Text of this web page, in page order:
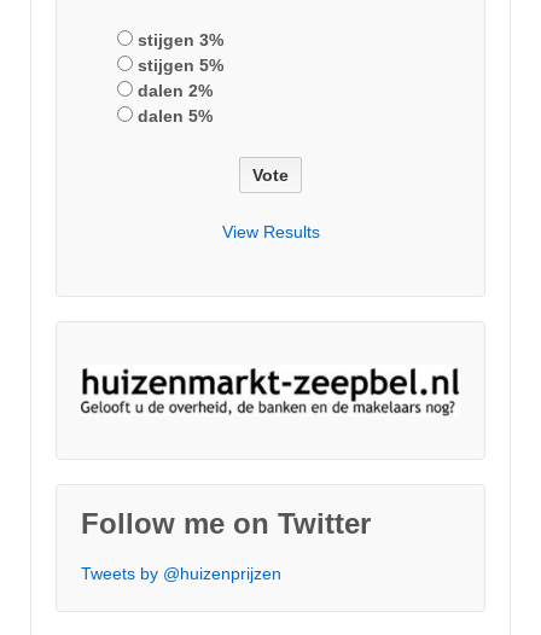
stijgen 3%
stijgen 5%
dalen 2%
dalen 5%
View Results
Follow me on Twitter
Tweets by @huizenprijzen